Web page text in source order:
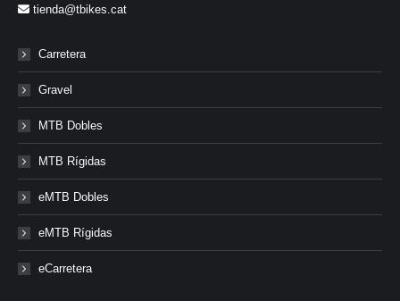
tienda@tbikes.cat
Carretera
Gravel
MTB Dobles
MTB Rígidas
eMTB Dobles
eMTB Rígidas
eCarretera